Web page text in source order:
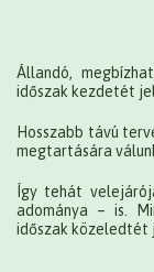
Állandó,
időszak kezdetét
Hosszabb távú
megtartására
Így tehát
adománya – is.
időszak közeledtét